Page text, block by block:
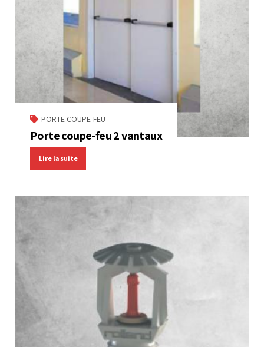
PORTE COUPE-FEU
Porte coupe-feu 2 vantaux
Lire la suite